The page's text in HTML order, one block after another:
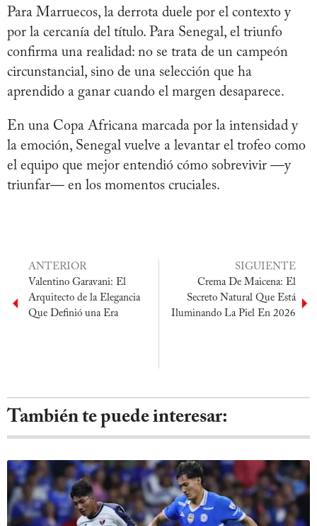
Para Marruecos, la derrota duele por el contexto y
por la cercanía del título. Para Senegal, el triunfo
confirma una realidad: no se trata de un campeón
circunstancial, sino de una selección que ha
aprendido a ganar cuando el margen desaparece.
En una Copa Africana marcada por la intensidad y
la emoción, Senegal vuelve a levantar el trofeo como
el equipo que mejor entendió cómo sobrevivir —y
triunfar— en los momentos cruciales.
ANTERIOR
Valentino Garavani: El
Arquitecto de la Elegancia
Que Definió una Era
SIGUIENTE
Crema De Maicena: El
Secreto Natural Que Está
Iluminando La Piel En 2026
También te puede interesar: